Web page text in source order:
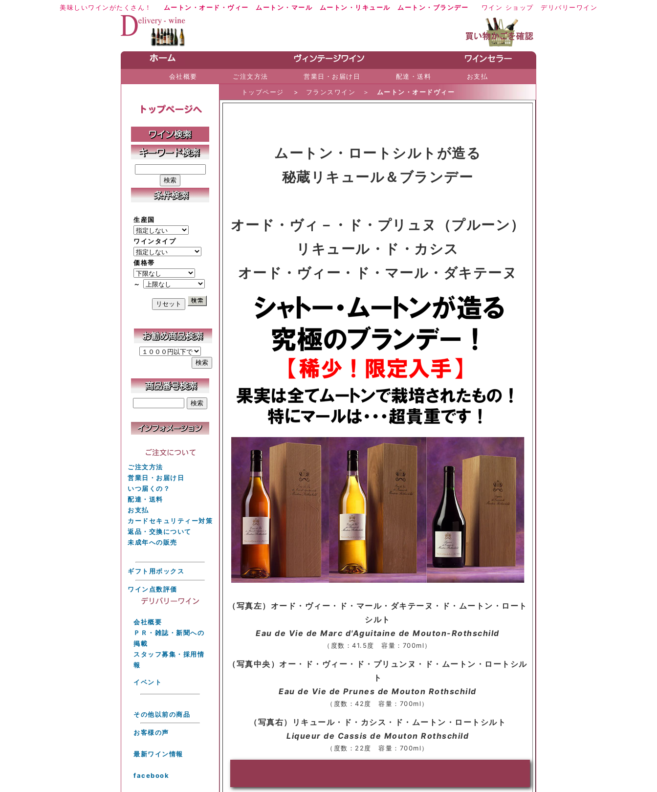
美味しいワインがたくさん！ ムートン・オード・ヴィー ムートン・マール ムートン・リキュール ムートン・ブランデー ワイン ショップ デリバリーワイン
会社概要 ご注文方法 営業日・お届け日 配達・送料 お支払
生産国
ワインタイプ
価格帯
～
ご注文方法
営業日・お届け日
いつ届くの？
配達・送料
お支払
カードセキュリティー対策
返品・交換について
未成年への販売
ギフト用ボックス
ワイン点数評価
会社概要
ＰＲ・雑誌・新聞への
掲載
スタッフ募集・採用情
報
イベント
その他以前の商品
お客様の声
最新ワイン情報
facebook
トップページ > フランスワイン ＞ ムートン・オードヴィー
ムートン・ロートシルトが造る
秘蔵リキュール＆ブランデー
オード・ヴィ－・ド・プリュヌ（プルーン）
リキュール・ド・カシス
オード・ヴィー・ド・マール・ダキテーヌ
（写真左）オード・ヴィー・ド・マール・ダキテーヌ・ド・ムートン・ロート
シルト
Eau de Vie de Marc d'Aguitaine de Mouton-Rothschild
（度数：41.5度 容量：700ml）
（写真中央）オー・ド・ヴィー・ド・プリュンヌ・ド・ムートン・ロートシル
ト
Eau de Vie de Prunes de Mouton Rothschild
（度数：42度 容量：700ml）
（写真右）リキュール・ド・カシス・ド・ムートン・ロートシルト
Liqueur de Cassis de Mouton Rothschild
（度数：22度 容量：700ml）